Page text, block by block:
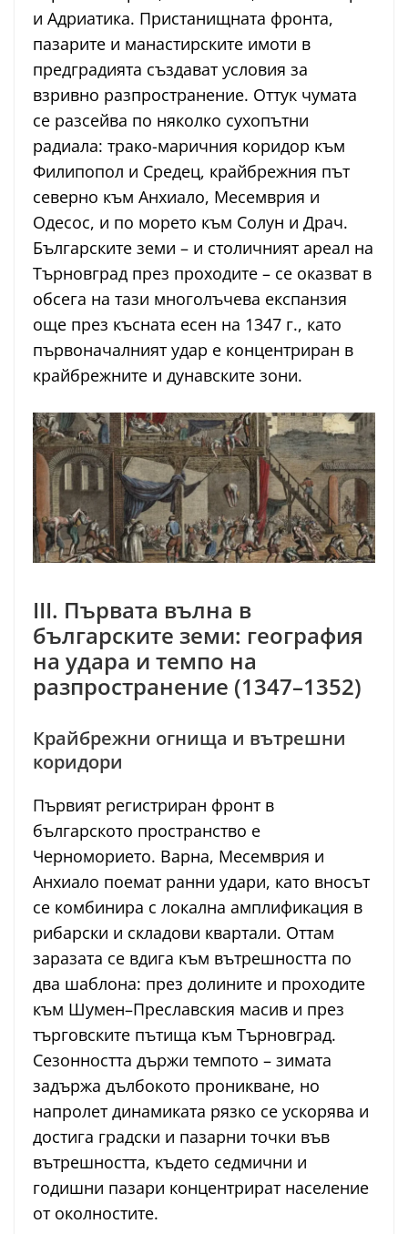
и Адриатика. Пристанищната фронта,
пазарите и манастирските имоти в
предградията създават условия за
взривно разпространение. Оттук чумата
се разсейва по няколко сухопътни
радиала: трако-маричния коридор към
Филипопол и Средец, крайбрежния път
северно към Анхиало, Месемврия и
Одесос, и по морето към Солун и Драч.
Българските земи – и столичният ареал на
Търновград през проходите – се оказват в
обсега на тази многолъчева експанзия
още през късната есен на 1347 г., като
първоначалният удар е концентриран в
крайбрежните и дунавските зони.
III. Първата вълна в
българските земи: география
на удара и темпо на
разпространение (1347–1352)
Крайбрежни огнища и вътрешни
коридори
Първият регистриран фронт в
българското пространство е
Черноморието. Варна, Месемврия и
Анхиало поемат ранни удари, като вносът
се комбинира с локална амплификация в
рибарски и складови квартали. Оттам
заразата се вдига към вътрешността по
два шаблона: през долините и проходите
към Шумен–Преславския масив и през
търговските пътища към Търновград.
Сезонността държи темпото – зимата
задържа дълбокото проникване, но
напролет динамиката рязко се ускорява и
достига градски и пазарни точки във
вътрешността, където седмични и
годишни пазари концентрират население
от околностите.